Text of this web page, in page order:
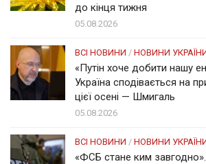
до кінця тижня
05.08.2026
ВСІ НОВИНИ / НОВИНИ
«Путін хоче добити нашу
Україна сподівається на
цієї осені — Шмигаль
05.08.2026
ВСІ НОВИНИ / НОВИНИ
«ФСБ стане ким